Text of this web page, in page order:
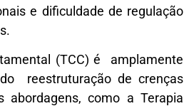
e dificuldade de regulação
(TCC) é amplamente
reestruturação de crenças
como a Terapia